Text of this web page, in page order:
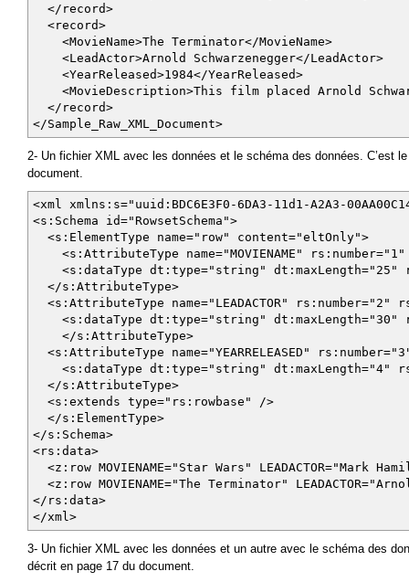
</record>
<record>
<MovieName>The Terminator</MovieName>
<LeadActor>Arnold Schwarzenegger</LeadActor>
<YearReleased>1984</YearReleased>
<MovieDescription>This film placed Arnold
</record>
</Sample_Raw_XML_Document>
2- Un fichier XML avec les données et le schéma des données. C’est
document.
<xml xmlns:s="uuid:BDC6E3F0-6DA3-11d1-A2A3-
<s:Schema id="RowsetSchema">
<s:ElementType name="row" content="eltOnly">
<s:AttributeType name="MOVIENAME"
<s:dataType dt:type="string" dt:maxLength="25"
</s:AttributeType>
<s:AttributeType name="LEADACTOR"
<s:dataType dt:type="string" dt:maxLength="30"
</s:AttributeType>
<s:AttributeType name="YEARRELEASED"
<s:dataType dt:type="string" dt:maxLength="4"
</s:AttributeType>
<s:extends type="rs:rowbase" />
</s:ElementType>
</s:Schema>
<rs:data>
<z:row MOVIENAME="Star Wars" LEADACTOR="Mark
<z:row MOVIENAME="The Terminator"
</rs:data>
</xml>
3- Un fichier XML avec les données et un autre avec le schéma des
décrit en page 17 du document.